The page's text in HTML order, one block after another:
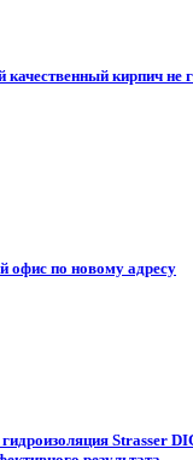
кирпич не
офис по новому адресу
Strasser